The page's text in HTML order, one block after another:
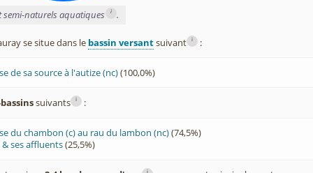
semi-naturels aquatiques i .
se situe dans le bassin versantsuivant i :
de sa source à l'autize (nc)(100,0%)
suivants i :
du chambon (c) au rau du lambon (nc)(74,5%)
ses affluents(25,5%)
i